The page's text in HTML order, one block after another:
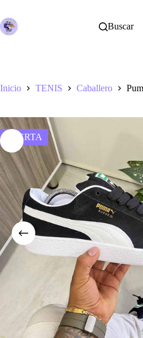
contenido
Buscar
Inicio TENIS Caballero
OFERTA